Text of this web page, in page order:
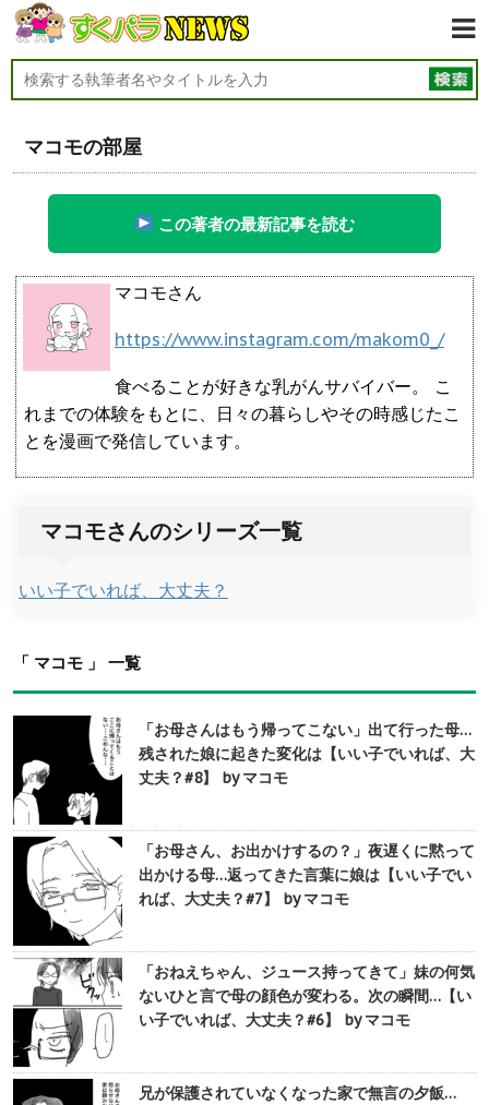
マコモの部屋
この著者の最新記事を読む
マコモさん
https://www.instagram.com/makom0_/
食べることが好きな乳がんサバイバー。 こ
れまでの体験をもとに、日々の暮らしやその時感じたこ
とを漫画で発信しています。
マコモさんのシリーズ一覧
いい子でいれば、大丈夫？
「 マコモ 」 一覧
「お母さんはもう帰ってこない」出て行った母…
残された娘に起きた変化は【いい子でいれば、大
丈夫？#8】 by マコモ
「お母さん、お出かけするの？」夜遅くに黙って
出かける母…返ってきた言葉に娘は【いい子でい
れば、大丈夫？#7】 by マコモ
「おねえちゃん、ジュース持ってきて」妹の何気
ないひと言で母の顔色が変わる。次の瞬間…【い
い子でいれば、大丈夫？#6】 by マコモ
兄が保護されていなくなった家で無言の夕飯…